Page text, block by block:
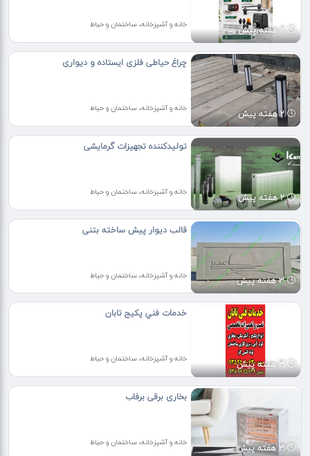
2 هفته پیش خانه و آشپزخانه، ساختمان و حیاط
2 هفته پیش
چراغ حیاطی فلزی ایستاده و دیواری
خانه و آشپزخانه، ساختمان و حیاط
2 هفته پیش
تولیدکننده تجهیزات گرمایشی
خانه و آشپزخانه، ساختمان و حیاط
3 هفته پیش
قالب دیوار پیش ساخته بتنی
خانه و آشپزخانه، ساختمان و حیاط
3 هفته پیش
خدمات فني پكيج تابان
خانه و آشپزخانه، ساختمان و حیاط
3 هفته پیش
بخاری برقی برفاب
خانه و آشپزخانه، ساختمان و حیاط